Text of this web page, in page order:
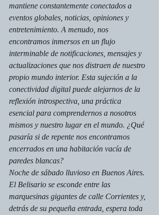
mantiene constantemente conectados a
eventos globales, noticias, opiniones y
entretenimiento. A menudo, nos
encontramos inmersos en un flujo
interminable de notificaciones, mensajes y
actualizaciones que nos distraen de nuestro
propio mundo interior. Esta sujeción a la
conectividad digital puede alejarnos de la
reflexión introspectiva, una práctica
esencial para comprendernos a nosotros
mismos y nuestro lugar en el mundo. ¿Qué
pasaría si de repente nos encontramos
encerrados en una habitación vacía de
paredes blancas?
Noche de sábado lluvioso en Buenos Aires.
El Belisario se esconde entre las
marquesinas gigantes de calle Corrientes y,
detrás de su pequeña entrada, espera toda